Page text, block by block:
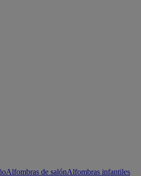
Alfombras de salónAlfombras infantiles